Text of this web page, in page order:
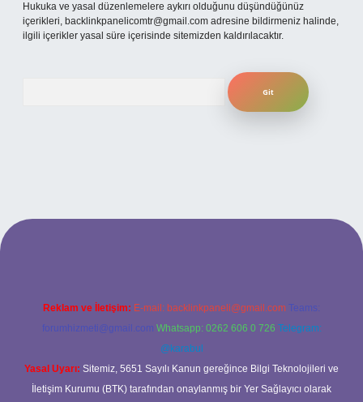
Hukuka ve yasal düzenlemelere aykırı olduğunu düşündüğünüz
içerikleri, backlinkpanelicomtr@gmail.com adresine bildirmeniz halinde,
ilgili içerikler yasal süre içerisinde sitemizden kaldırılacaktır.
sitesi
Reklam ve İletişim: E-mail: backlinkpaneli@gmail.com Teams:
forumhizmeti@gmail.com Whatsapp: 0262 606 0 726 Telegram:
@karabul
Yasal Uyarı: Sitemiz, 5651 Sayılı Kanun gereğince Bilgi Teknolojileri ve
İletişim Kurumu (BTK) tarafından onaylanmış bir Yer Sağlayıcı olarak